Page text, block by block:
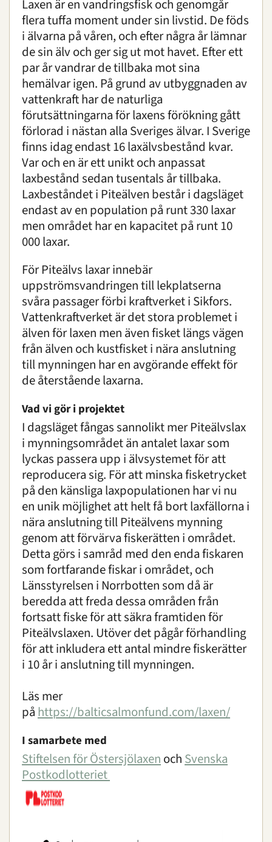
Formulär Plåta en padda
Mnemosynefjäril
Nordiskt bi
Pilgrimsfalk
Projekt Ekopark
Naturvårdsåtgärder i Ekoparken
Större ekbock
Sydlig kärrsnäppa
Trumgräshoppa
Vitryggig hackspett
Vit stork
Ängar och pollinatörer
Rädda mångfalden i Sveriges natur
Fjällräv
Flodpärlmussla
Läderbagge
Piteälvslax
Storspov
Veronikanätfjäril
Ögonfläcksbock
Övriga bevarandeinsatser i Sverige
Gölgroda
Bevarande i världen
Forskning
Utbildning
Boende
Konferens
Om oss | Öppettider | Press
Sök
Laxen är en vandringsfisk och genomgår
flera tuffa moment under sin livstid. De föds
i älvarna på våren, och efter några år lämnar
de sin älv och ger sig ut mot havet. Efter ett
par år vandrar de tillbaka mot sina
hemälvar igen. På grund av utbyggnaden av
vattenkraft har de naturliga
förutsättningarna för laxens förökning gått
förlorad i nästan alla Sveriges älvar. I Sverige
finns idag endast 16 laxälvsbestånd kvar.
Var och en är ett unikt och anpassat
laxbestånd sedan tusentals år tillbaka.
Laxbeståndet i Piteälven består i dagsläget
endast av en population på runt 330 laxar
men området har en kapacitet på runt 10
000 laxar.
För Piteälvs laxar innebär
uppströmsvandringen till lekplatserna
svåra passager förbi kraftverket i Sikfors.
Vattenkraftverket är det stora problemet i
älven för laxen men även fisket längs vägen
från älven och kustfisket i nära anslutning
till mynningen har en avgörande effekt för
de återstående laxarna.
Vad vi gör i projektet
I dagsläget fångas sannolikt mer Piteälvslax
i mynningsområdet än antalet laxar som
lyckas passera upp i älvsystemet för att
reproducera sig. För att minska fisketrycket
på den känsliga laxpopulationen har vi nu
en unik möjlighet att helt få bort laxfällorna i
nära anslutning till Piteälvens mynning
genom att förvärva fiskerätten i området.
Detta görs i samråd med den enda fiskaren
som fortfarande fiskar i området, och
Länsstyrelsen i Norrbotten som då är
beredda att freda dessa områden från
fortsatt fiske för att säkra framtiden för
Piteälvslaxen. Utöver det pågår förhandling
för att inkludera ett antal mindre fiskerätter
i 10 år i anslutning till mynningen.
Läs mer
på https://balticsalmonfund.com/laxen/
I samarbete med
Stiftelsen för Östersjölaxen och Svenska
Postkodlotteriet